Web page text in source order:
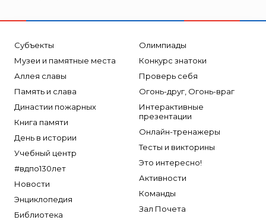
Субъекты
Музеи и памятные места
Аллея славы
Память и слава
Династии пожарных
Книга памяти
День в истории
Учебный центр
#вдпо130лет
Новости
Энциклопедия
Библиотека
Олимпиады
Конкурс знатоки
Проверь себя
Огонь-друг, Огонь-враг
Интерактивные
презентации
Онлайн-тренажеры
Тесты и викторины
Это интересно!
Активности
Команды
Зал Почета